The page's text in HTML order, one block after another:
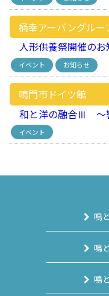
桶幸アーバングルー
人形供養祭開催のお
イベント お知らせ
鳴門市ドイツ館
和と洋の融合Ⅲ ～
イベント
鳴
鳴
鳴